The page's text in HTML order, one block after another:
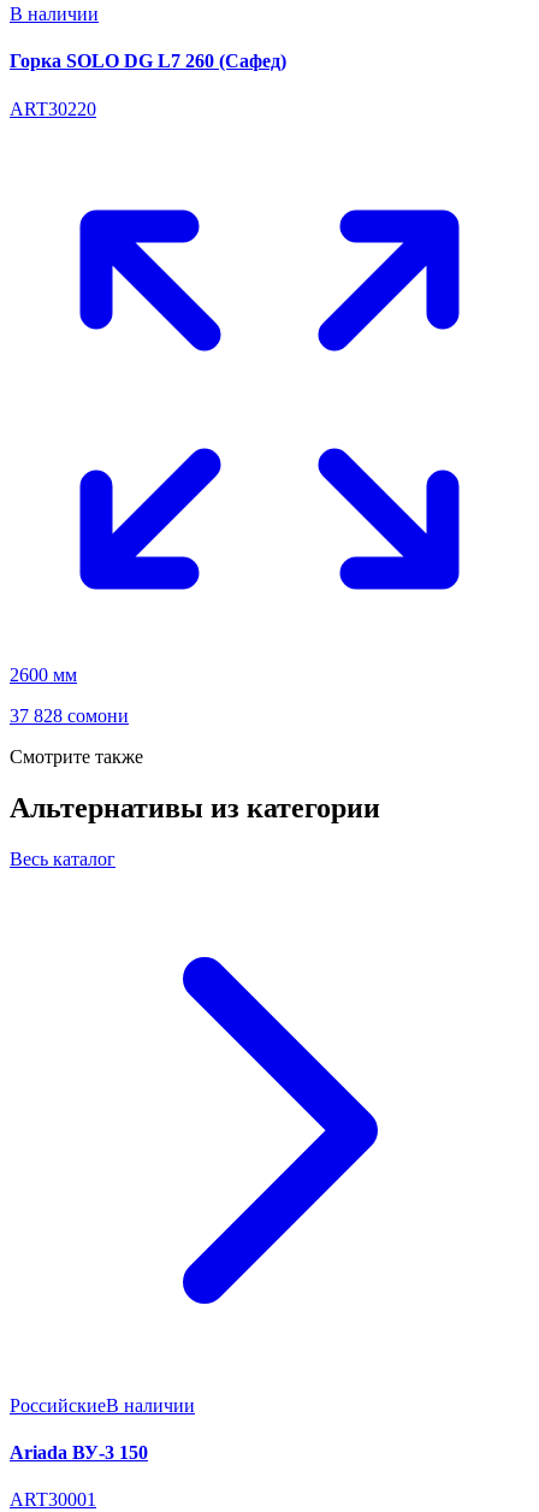
В наличии
Горка SOLO DG L7 260 (Сафед)
ART30220
2600 мм
37 828 сомони
Смотрите также
Альтернативы из категории
Весь каталог
РоссийскиеВ наличии
Ariada ВУ-3 150
ART30001